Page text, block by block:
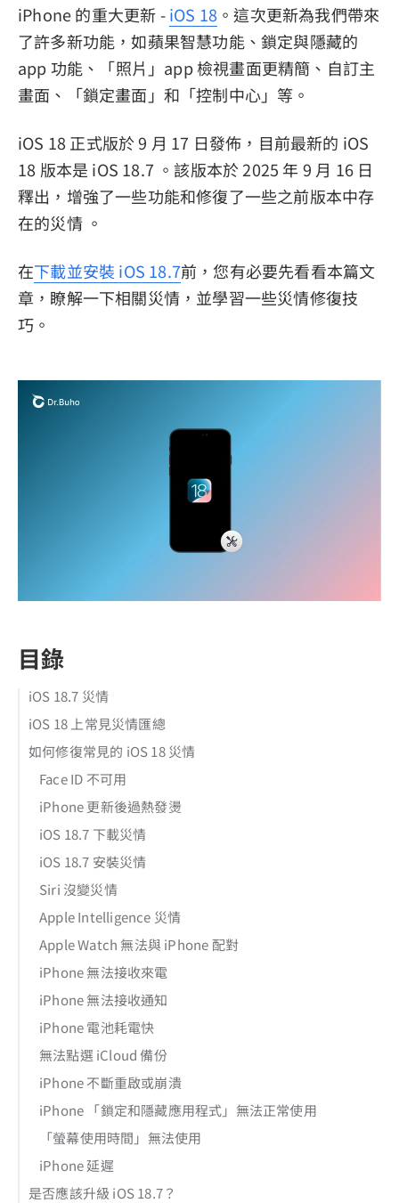
iPhone 的重大更新 -iOS 18 。這次更新為我們帶來
了許多新功能，如蘋果智慧功能、鎖定與隱藏的
app 功能、「照片」app 檢視畫面更精簡、自訂主
畫面、「鎖定畫面」和「控制中心」等。
iOS 18 正式版於 9 月 17 日發佈，目前最新的 iOS
18 版本是 iOS 18.7 。該版本於 2025 年 9 月 16 日
釋出，增強了一些功能和修復了一些之前版本中存
在的災情 。
在下載並安裝 iOS 18.7前，您有必要先看看本篇文
章，瞭解一下相關災情，並學習一些災情修復技
巧。
目錄
iOS 18.7 災情
iOS 18 上常見災情匯總
如何修復常見的 iOS 18 災情
Face ID 不可用
iPhone 更新後過熱發燙
iOS 18.7 下載災情
iOS 18.7 安裝災情
Siri 沒變災情
Apple Intelligence 災情
Apple Watch 無法與 iPhone 配對
iPhone 無法接收來電
iPhone 無法接收通知
iPhone 電池耗電快
無法點選 iCloud 備份
iPhone 不斷重啟或崩潰
iPhone 「鎖定和隱藏應用程式」無法正常使用
「螢幕使用時間」無法使用
iPhone 延遲
是否應該升級 iOS 18.7？